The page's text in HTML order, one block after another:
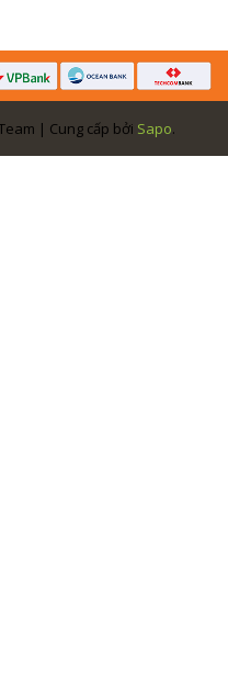
| Cung cấp bởi Sapo.